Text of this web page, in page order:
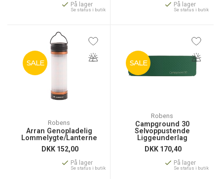
På lager
Se status i butik
På lager
Se status i butik
SALE
Robens
Arran Genopladelig
Lommelygte/Lanterne
DKK 152,00
På lager
Se status i butik
SALE
Robens
Campground 30
Selvoppustende
Liggeunderlag
DKK 170,40
På lager
Se status i butik